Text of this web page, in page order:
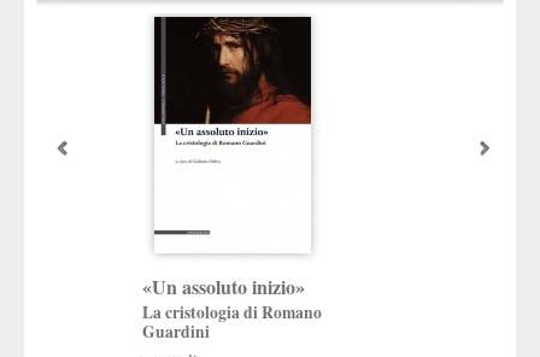
«Un assoluto inizio»
La cristologia di Romano
Guardini